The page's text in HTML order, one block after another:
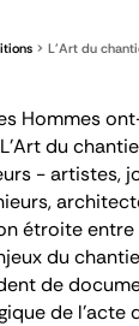
L'Art du
Hommes
L’Art du
- artistes,
étroite entre
du
de
de l’acte